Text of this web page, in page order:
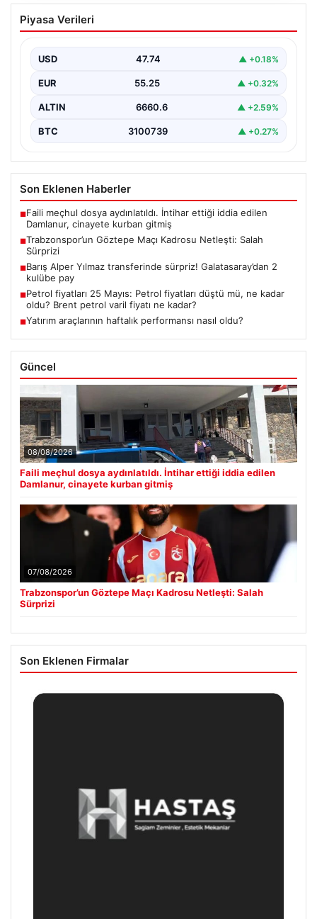
Trabzonspor’un Göztepe Maçı Kadrosu
Netleşti: Salah Sürprizi
veda edeceği jübile maçında yarın akşam kozlarını
paylaşacak.…
Piyasa Verileri
USD 47.74 ▲ +0.18%
EUR 55.25 ▲ +0.32%
ALTIN 6660.6 ▲ +2.59%
BTC 3100739 ▲ +0.27%
Son Eklenen Haberler
■Faili meçhul dosya aydınlatıldı. İntihar ettiği iddia edilen
Damlanur, cinayete kurban gitmiş
■Trabzonspor’un Göztepe Maçı Kadrosu Netleşti: Salah
Sürprizi
■Barış Alper Yılmaz transferinde sürpriz! Galatasaray’dan 2
kulübe pay
■Petrol fiyatları 25 Mayıs: Petrol fiyatları düştü mü, ne kadar
oldu? Brent petrol varil fiyatı ne kadar?
■Yatırım araçlarının haftalık performansı nasıl oldu?
Güncel
08/08/2026
Faili meçhul dosya aydınlatıldı. İntihar ettiği iddia edilen
Damlanur, cinayete kurban gitmiş
07/08/2026
Trabzonspor’un Göztepe Maçı Kadrosu Netleşti: Salah
Sürprizi
Son Eklenen Firmalar